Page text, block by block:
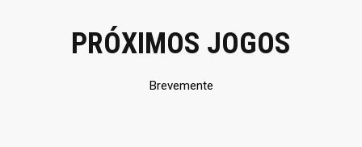
PRÓXIMOS JOGOS
Brevemente